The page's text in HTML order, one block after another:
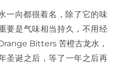
向都很着名，除了它的味
要是气味相当持久，不用经
Bitters 苦橙古龙水，
圣诞之后，等了一年之后再